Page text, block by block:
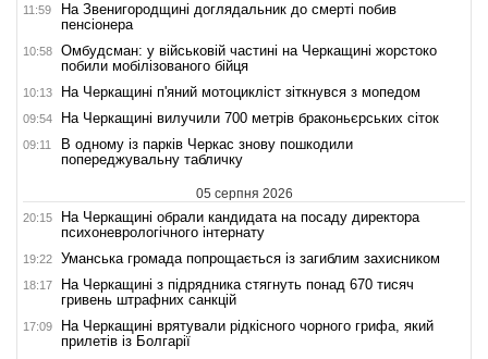
11:59
На Звенигородщині доглядальник до смерті побив
пенсіонера
10:58
Омбудсман: у військовій частині на Черкащині жорстоко
побили мобілізованого бійця
10:13 На Черкащині п'яний мотоцикліст зіткнувся з мопедом
09:54 На Черкащині вилучили 700 метрів браконьєрських сіток
09:11
В одному із парків Черкас знову пошкодили
попереджувальну табличку
05 серпня 2026
20:15
На Черкащині обрали кандидата на посаду директора
психоневрологічного інтернату
19:22 Уманська громада попрощається із загиблим захисником
18:17
На Черкащині з підрядника стягнуть понад 670 тисяч
гривень штрафних санкцій
17:09
На Черкащині врятували рідкісного чорного грифа, який
прилетів із Болгарії